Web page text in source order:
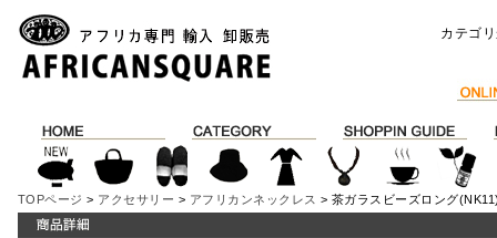
カテゴ
TOPページ > アクセサリー > アフリカンネックレス > 茶ガラスビーズロング